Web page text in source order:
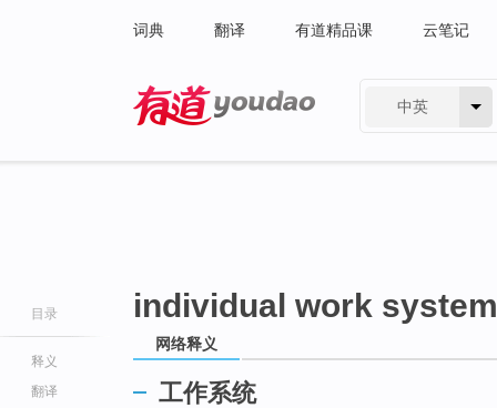
词典 翻译 有道精品课 云笔记
中英
目录
释义
翻译
individual work system
网络释义
工作系统